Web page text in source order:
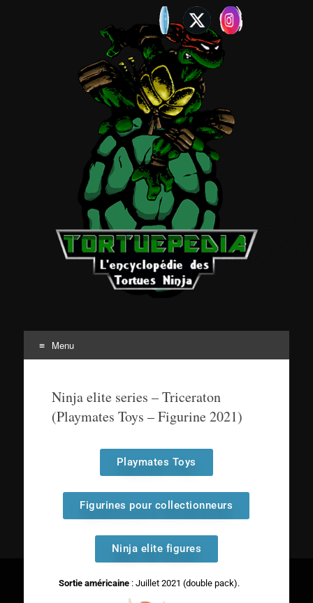
Menu
Ninja elite series – Triceraton
(Playmates Toys – Figurine 2021)
Playmates Toys
Figurines pour collectionneurs
Ninja elite figures
Sortie américaine: Juillet 2021 (double pack).